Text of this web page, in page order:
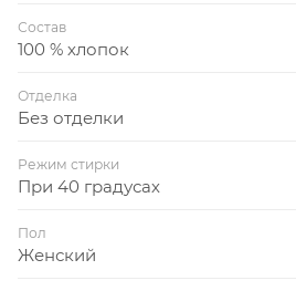
Состав
100 % хлопок
Отделка
Без отделки
Режим стирки
При 40 градусах
Пол
Женский